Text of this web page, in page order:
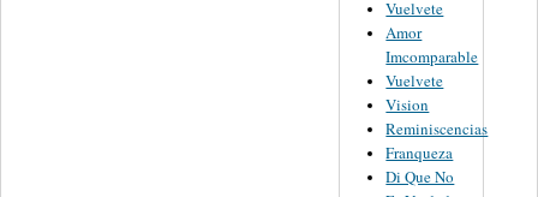
Vuelvete
Amor
Imcomparable
Vuelvete
Vision
Reminiscencias
Franqueza
Di Que No